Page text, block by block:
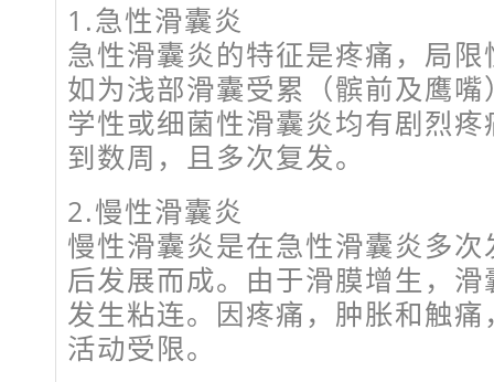
1.急性滑囊炎
急性滑囊炎的特征是疼痛，局
如为浅部滑囊受累（髌前及鹰
学性或细菌性滑囊炎均有剧烈
到数周，且多次复发。
2.慢性滑囊炎
慢性滑囊炎是在急性滑囊炎多
后发展而成。由于滑膜增生，
发生粘连。因疼痛，肿胀和触
活动受限。